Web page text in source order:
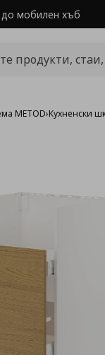
до мобилен хъб
METOD›Кухненски